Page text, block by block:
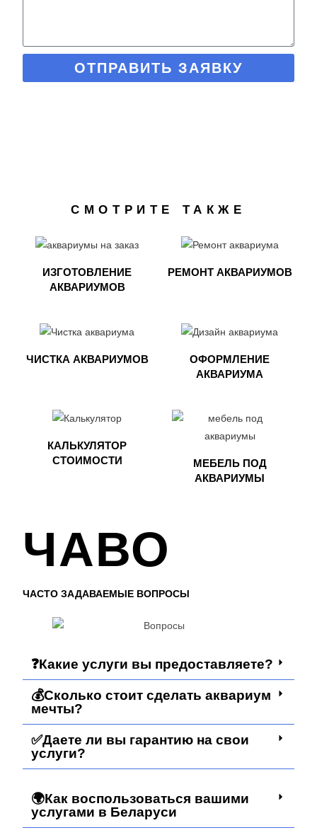
ОТПРАВИТЬ ЗАЯВКУ
СМОТРИТЕ ТАКЖЕ
ИЗГОТОВЛЕНИЕ
АКВАРИУМОВ
РЕМОНТ АКВАРИУМОВ
ЧИСТКА АКВАРИУМОВ
ОФОРМЛЕНИЕ
АКВАРИУМА​
КАЛЬКУЛЯТОР
СТОИМОСТИ
МЕБЕЛЬ ПОД
АКВАРИУМЫ​
ЧАВО
ЧАСТО ЗАДАВАЕМЫЕ ВОПРОСЫ
❓Какие услуги вы предоставляете?
💰Сколько стоит сделать аквариум
мечты?
✅Даете ли вы гарантию на свои
услуги?
🌍Как воспользоваться вашими
услугами в Беларуси